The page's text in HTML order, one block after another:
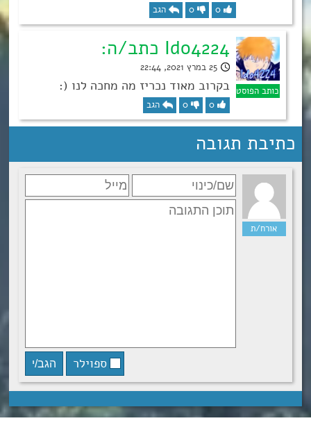
0
0 הגב
Ido4224 כתב/ה:
25 במרץ 2021, 22:44
בקרוב מאוד נכריז מה מחכה לנו (:
0
0 הגב
כתיבת תגובה
ספוילר